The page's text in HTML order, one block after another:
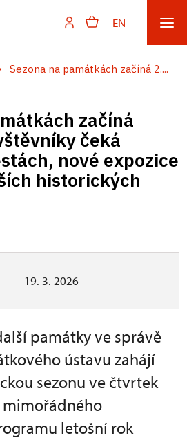
EN
Sezona na památkách začíná 2....
začíná
čeká
nové expozice
historických
19. 3. 2026
památky ve správě
ústavu zahájí
sezonu ve čtvrtek
mimořádného
letošní rok